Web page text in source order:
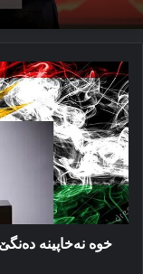
خوە
نەخاپینە
دەنگێ
خوە
بدە
خودان
شیانان
دەنگێ
خوە
نەدە
درووشمان
خوە نەخاپینە